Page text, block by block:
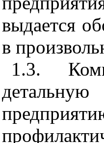
выдается
в
1.3.